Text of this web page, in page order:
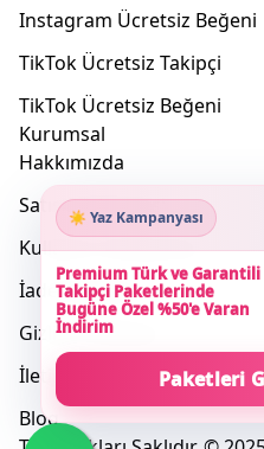
Instagram Ücretsiz Beğeni
TikTok Ücretsiz Takipçi
TikTok Ücretsiz Beğeni
Kurumsal
Hakkımızda
Satış Sözleşmesi
Kullanım Sözleşmesi
İade Koşulları
Gizlilik Politikası
İletişim
Blog
☀️ Yaz Kampanyası
Premium Türk ve Garantili
Takipçi Paketlerinde
Bugüne Özel %50'e Varan
İndirim
Paketleri